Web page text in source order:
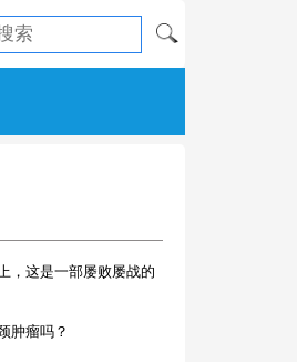
，这是一部屡败屡战的
肿瘤吗？